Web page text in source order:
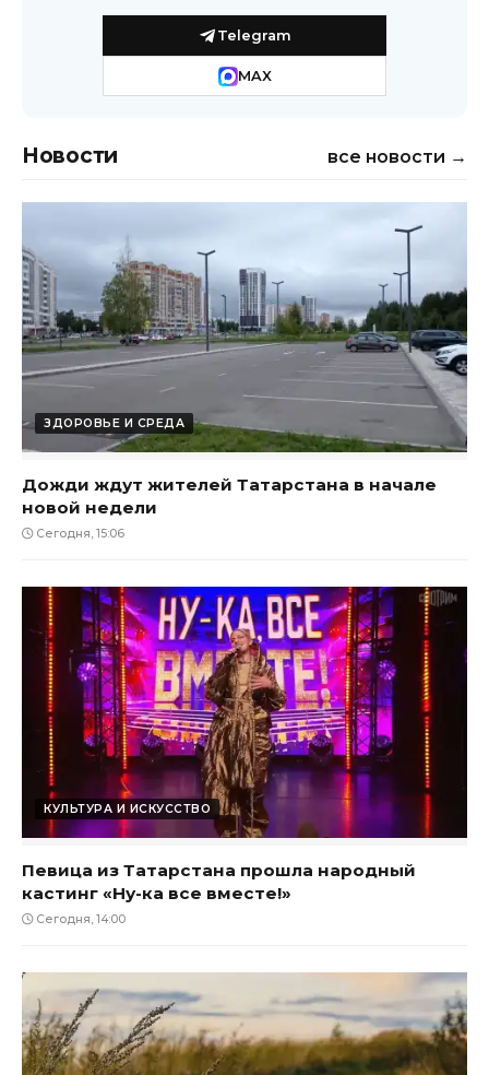
Telegram
MAX
Новости все новости →
ЗДОРОВЬЕ И СРЕДА
Дожди ждут жителей Татарстана в начале
новой недели
Сегодня, 15:06
КУЛЬТУРА И ИСКУССТВО
Певица из Татарстана прошла народный
кастинг «Ну-ка все вместе!»
Сегодня, 14:00